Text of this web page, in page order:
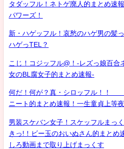
タダッフル！ネトゲ廃人的まとめ速
パワーズ！
新・ハゲッフル！哀愁のハゲ男の髪
ハゲっTEL？
こじ！コジッフル@！-レズっ娘百合
女のBL腐女子的まとめ速報-
何だ！何が？真・シロッフル！！
ニート的まとめ速報！一生童貞上等夜
男装スケバン女子！スケッフルまっ
きっ!！ビー玉のおいぬさん的まと
しろ動画まで取り上げまっくす